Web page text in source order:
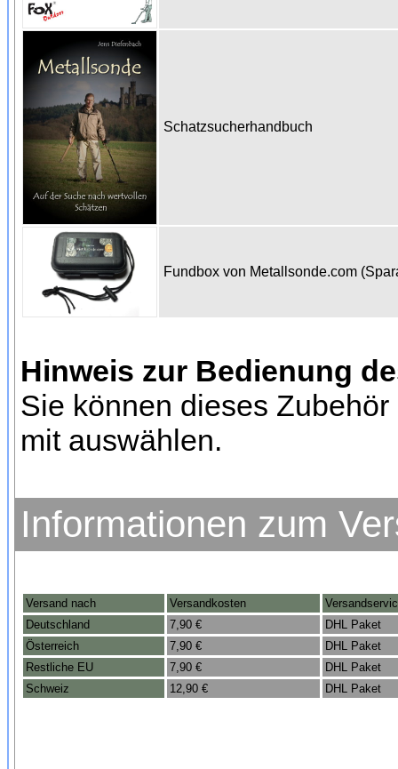
Schatzsucherhandbuch
Fundbox von Metallsonde.com
Hinweis zur Bedienung
Sie können dieses
mit auswählen.
Informationen zum
Versand nach Versandkosten
Deutschland
7,90 €
DHL Paket
Österreich
7,90 €
DHL Paket
Restliche EU
7,90 €
DHL Paket
Schweiz
12,90 € DHL Paket